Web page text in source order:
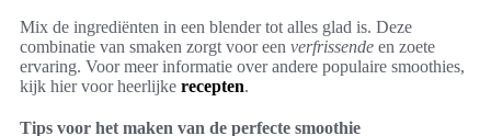
Mix de ingrediënten in een blender tot alles glad is. Deze
combinatie van smaken zorgt voor een verfrissende en zoete
ervaring. Voor meer informatie over andere populaire smoothies,
kijk hier voor heerlijke recepten.
Tips voor het maken van de perfecte smoothie